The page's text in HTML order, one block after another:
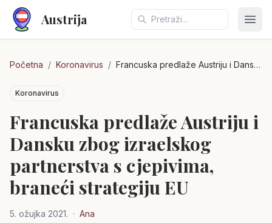
Austrija
Početna / Koronavirus / Francuska predlaže Austriju i Dansku zbog izraelskog partnerstva s cjepivima, braneći strategiju EU
Koronavirus
Francuska predlaže Austriju i
Dansku zbog izraelskog
partnerstva s cjepivima,
braneći strategiju EU
5. ožujka 2021. · Ana